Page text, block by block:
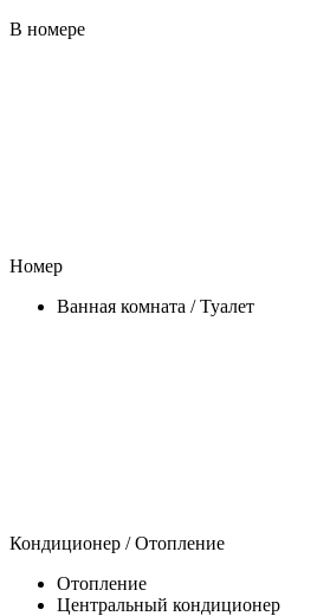
В номере
Номер
Ванная комната / Туалет
Кондиционер / Отопление
Отопление
Центральный кондиционер